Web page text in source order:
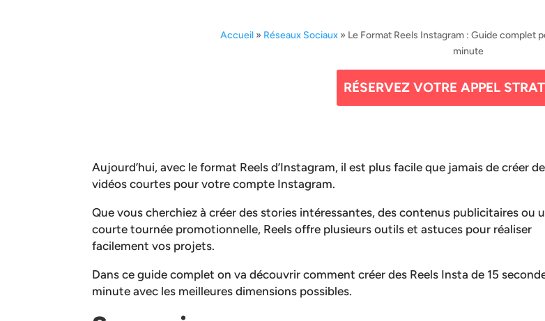
Accueil» Réseaux Sociaux» Le Format Reels Instagram : Guide complet
minute
RÉSERVEZ VOTRE APPEL
Aujourd’hui, avec le format Reels d’Instagram, il est plus facile que jamais de créer
vidéos courtes pour votre compte Instagram.
Que vous cherchiez à créer des stories intéressantes, des contenus publicitaires ou
courte tournée promotionnelle, Reels offre plusieurs outils et astuces pour réaliser
facilement vos projets.
Dans ce guide complet on va découvrir comment créer des Reels Insta de 15
minute avec les meilleures dimensions possibles.